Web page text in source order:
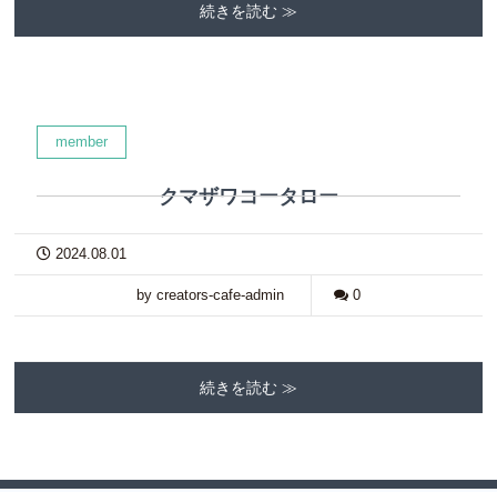
続きを読む ≫
member
クマザワコータロー
2024.08.01
by creators-cafe-admin 0
続きを読む ≫